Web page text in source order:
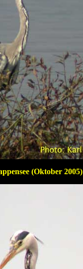
(Oktober 2005)